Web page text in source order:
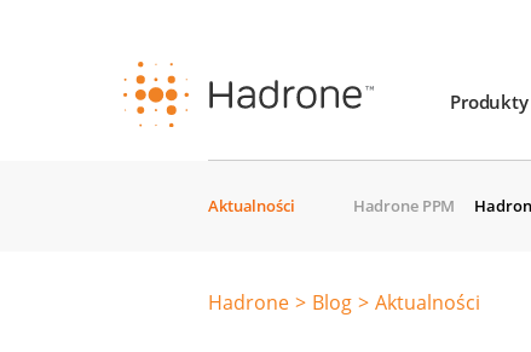
Produkty
Aktualności Hadrone PPM
Hadrone Blog Aktualności